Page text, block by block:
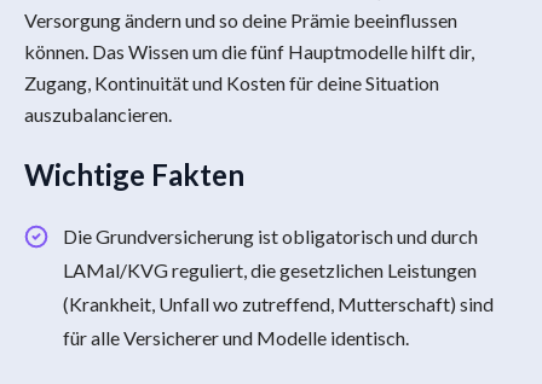
Versorgung ändern und so deine Prämie beeinflussen
können. Das Wissen um die fünf Hauptmodelle hilft dir,
Zugang, Kontinuität und Kosten für deine Situation
auszubalancieren.
Wichtige Fakten
Die Grundversicherung ist obligatorisch und durch
LAMal/KVG reguliert, die gesetzlichen Leistungen
(Krankheit, Unfall wo zutreffend, Mutterschaft) sind
für alle Versicherer und Modelle identisch.